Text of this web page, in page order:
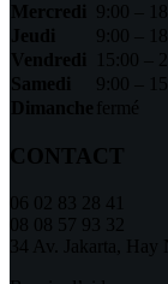
Mercredi 9:00 –
Jeudi
9:00 –
Vendredi
15:00 –
Samedi
9:00 –
Dimanche fermé
CONTACT
06 02 83 28 41
08 08 57 93 32
34 Av. Jakarta, Hay